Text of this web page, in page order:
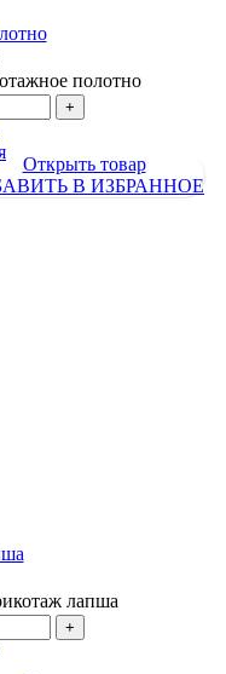
полотно
Открыть товар
В ИЗБРАННОЕ
лапша